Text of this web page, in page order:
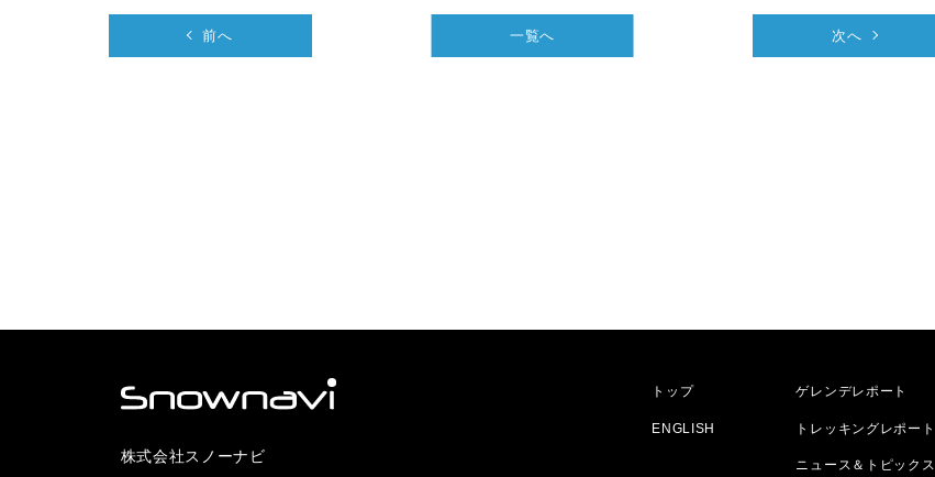
前へ 一覧へ 次へ
トップ
ENGLISH
ゲレンデレポート
トレッキングレポート
ニュース＆トピックス
株式会社スノーナビ